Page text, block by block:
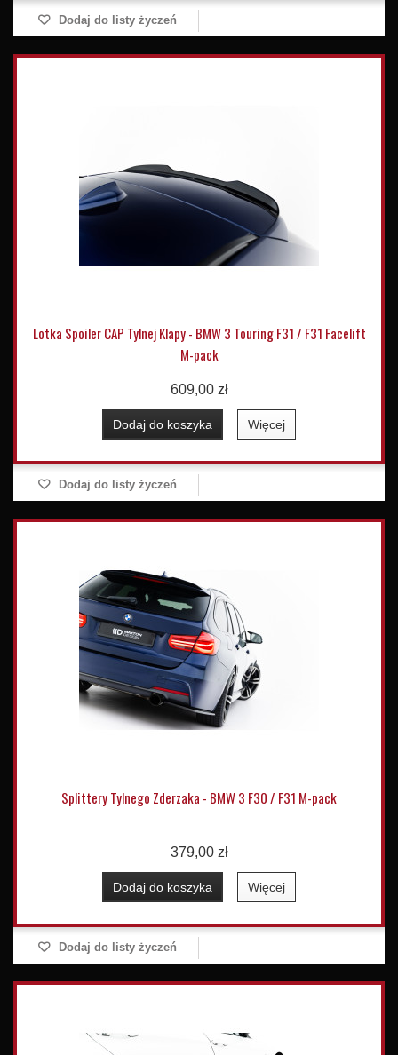
Dodaj do listy życzeń
Lotka Spoiler CAP Tylnej Klapy - BMW 3 Touring F31 / F31 Facelift
M-pack
609,00 zł
Dodaj do koszyka Więcej
Dodaj do listy życzeń
Splittery Tylnego Zderzaka - BMW 3 F30 / F31 M-pack
379,00 zł
Dodaj do koszyka Więcej
Dodaj do listy życzeń